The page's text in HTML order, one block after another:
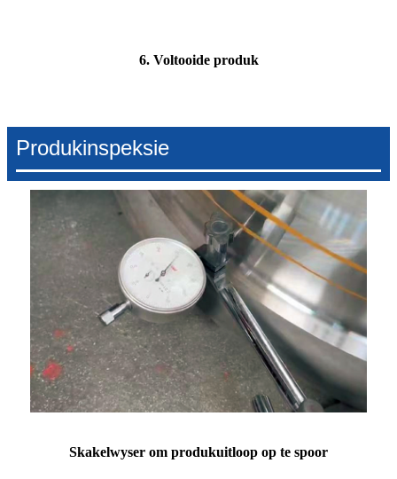
6. Voltooide produk
Produkinspeksie
Skakelwyser om produkuitloop op te spoor